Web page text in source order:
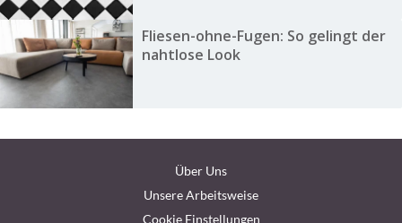
Fliesen-ohne-Fugen: So gelingt der
nahtlose Look
Über Uns
Unsere Arbeitsweise
Cookie Einstellungen